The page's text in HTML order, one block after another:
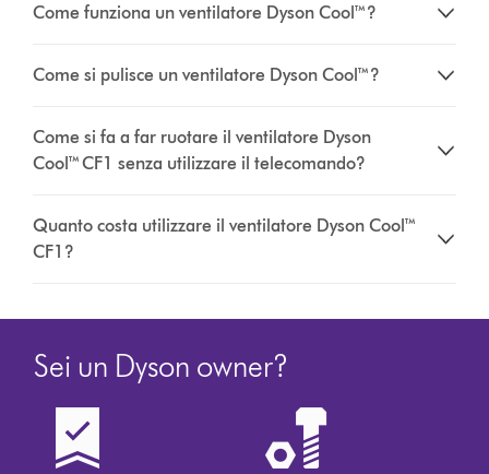
Come funziona un ventilatore Dyson Cool™?
Come si pulisce un ventilatore Dyson Cool™?
Come si fa a far ruotare il ventilatore Dyson
Cool™ CF1 senza utilizzare il telecomando?
Quanto costa utilizzare il ventilatore Dyson Cool™
CF1?
Sei un Dyson owner?